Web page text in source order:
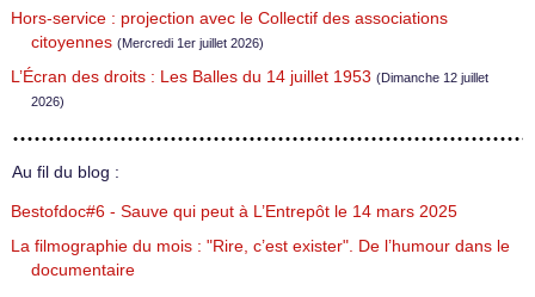
Hors-service : projection avec le Collectif des associations
citoyennes (Mercredi 1er juillet 2026)
L’Écran des droits : Les Balles du 14 juillet 1953 (Dimanche 12 juillet
2026)
Au fil du blog :
Bestofdoc#6 - Sauve qui peut à L’Entrepôt le 14 mars 2025
La filmographie du mois : "Rire, c’est exister". De l’humour dans le
documentaire